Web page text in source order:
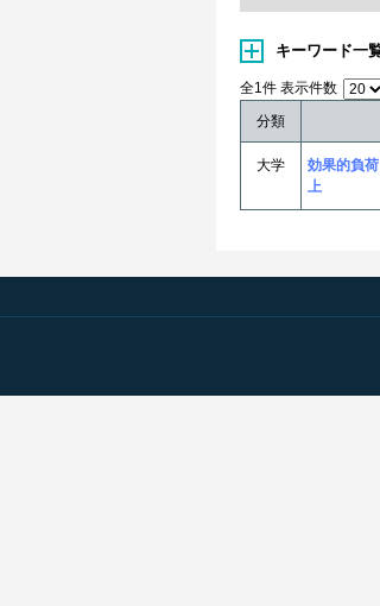
キーワード一
全1件 表示件数
分類
大学
効果的負
上